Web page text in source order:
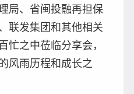
局、省闽投融再担保
联发集团和其他相关
忙之中莅临分享会，
风雨历程和成长之